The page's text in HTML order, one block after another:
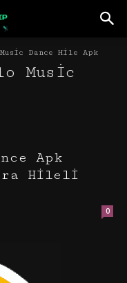
Dance Hile Apk
Music
Apk
Hileli
0